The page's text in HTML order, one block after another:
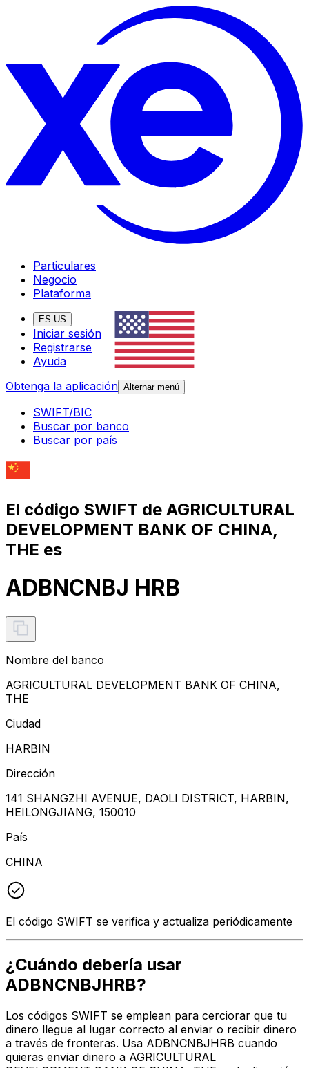
Particulares
Negocio
Plataforma
ES-US
Iniciar sesión
Registrarse
Ayuda
Obtenga la aplicación Alternar menú
SWIFT/BIC
Buscar por banco
Buscar por país
El código SWIFT de AGRICULTURAL
DEVELOPMENT BANK OF CHINA,
THE es
ADBNCNBJ HRB
Nombre del banco
AGRICULTURAL DEVELOPMENT BANK OF CHINA,
THE
Ciudad
HARBIN
Dirección
141 SHANGZHI AVENUE, DAOLI DISTRICT, HARBIN,
HEILONGJIANG, 150010
País
CHINA
El código SWIFT se verifica y actualiza periódicamente
¿Cuándo debería usar
ADBNCNBJHRB?
Los códigos SWIFT se emplean para cerciorar que tu
dinero llegue al lugar correcto al enviar o recibir dinero
a través de fronteras. Usa ADBNCNBJHRB cuando
quieras enviar dinero a AGRICULTURAL